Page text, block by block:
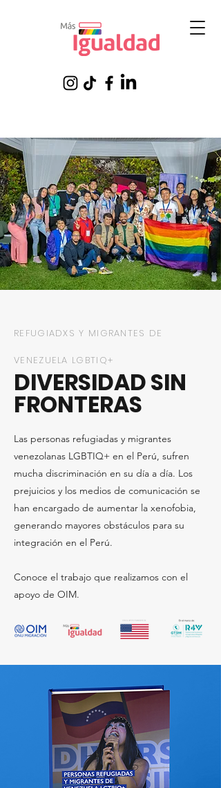
REFUGIADXS Y MIGRANTES DE
VENEZUELA LGBTIQ+
DIVERSIDAD SIN
FRONTERAS
Las personas refugiadas y migrantes
venezolanas LGBTIQ+ en el Perú, sufren
mucha discriminación en su día a día. Los
prejuicios y los medios de comunicación se
han encargado de aumentar la xenofobia,
generando mayores obstáculos para su
integración en el Perú.
Conoce el trabajo que realizamos con el
apoyo de OIM.